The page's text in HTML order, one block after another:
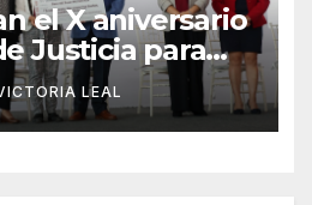
el X aniversario
Justicia para
LEAL